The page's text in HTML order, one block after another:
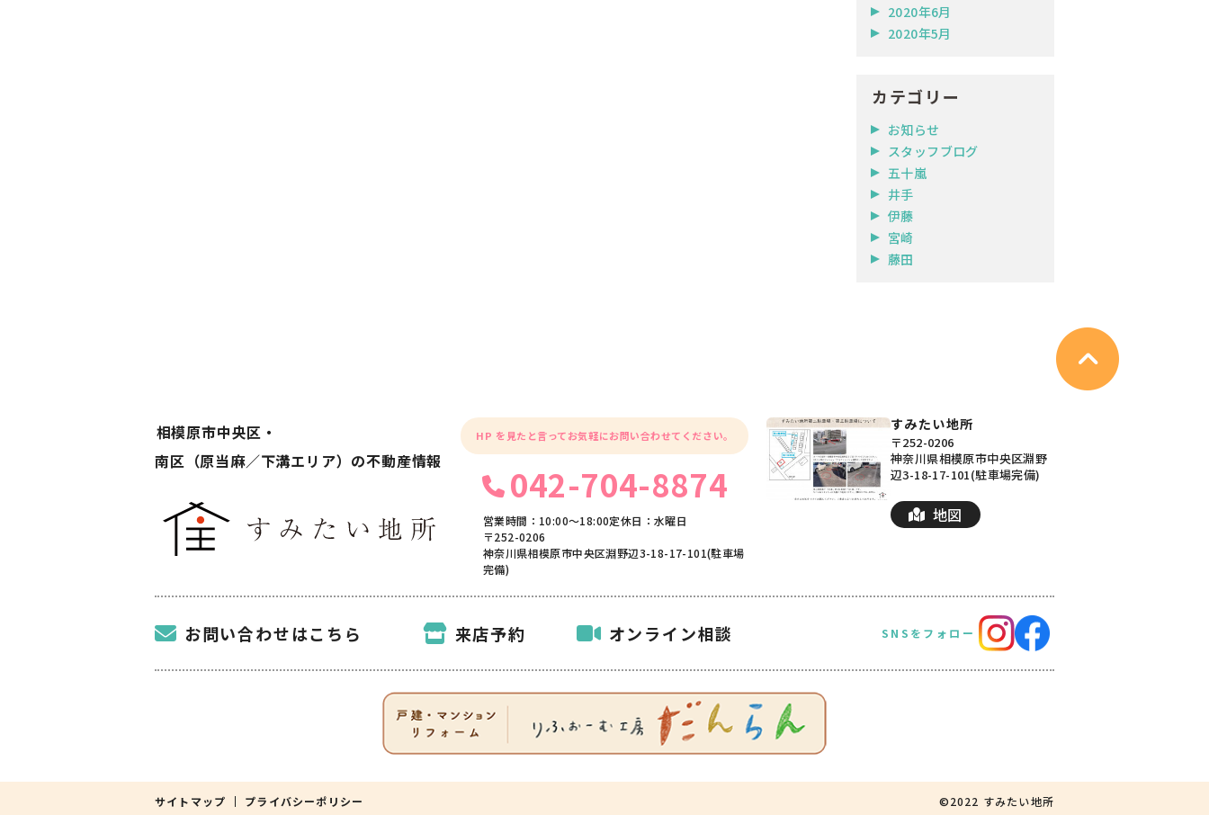
2020年6月
2020年5月
カテゴリー
お知らせ
スタッフブログ
五十嵐
井手
伊藤
宮崎
藤田
相模原市中央区・
南区（原当麻／下溝エリア）の不動産情報
HP を見たと言ってお気軽にお問い合わせてください。
042-704-8874
営業時間：10:00〜18:00定休日：水曜日
〒252-0206
神奈川県相模原市中央区淵野辺3-18-17-101(駐車場
完備)
すみたい地所
〒252-0206
神奈川県相模原市中央区淵野
辺3-18-17-101(駐車場完備)
地図
お問い合わせはこちら 来店予約 オンライン相談 SNSをフォロー
サイトマップ プライバシーポリシー ©2022 すみたい地所